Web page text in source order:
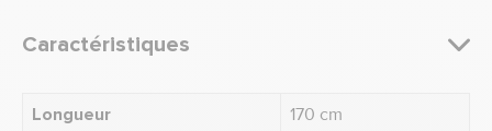
Caractéristiques
Longueur
170 cm